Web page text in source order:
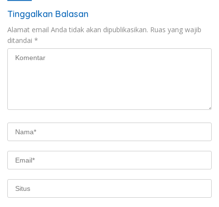
Tinggalkan Balasan
Alamat email Anda tidak akan dipublikasikan. Ruas yang wajib
ditandai *